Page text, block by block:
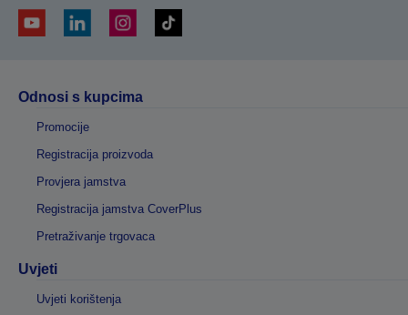
Odnosi s kupcima
Promocije
Registracija proizvoda
Provjera jamstva
Registracija jamstva CoverPlus
Pretraživanje trgovaca
Uvjeti
Uvjeti korištenja